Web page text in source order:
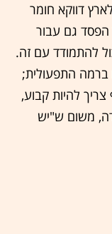
דווקא חומר
הפסד גם עבור
להתמודד עם זה.
ברמה התפעולית;
להיות קבוע,
משום ש"יש